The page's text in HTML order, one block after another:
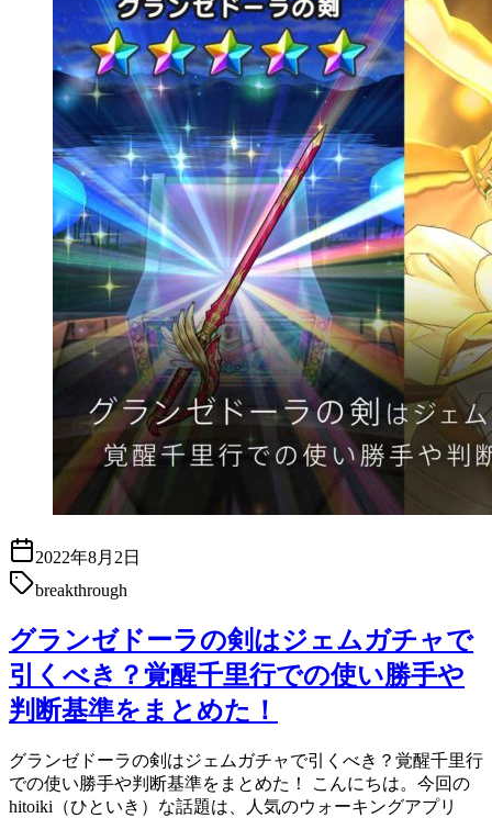
2022年8月2日
breakthrough
グランゼドーラの剣はジェムガチャで
引くべき？覚醒千里行での使い勝手や
判断基準をまとめた！
グランゼドーラの剣はジェムガチャで引くべき？覚醒千里行
での使い勝手や判断基準をまとめた！ こんにちは。今回の
hitoiki（ひといき）な話題は、人気のウォーキングアプリ